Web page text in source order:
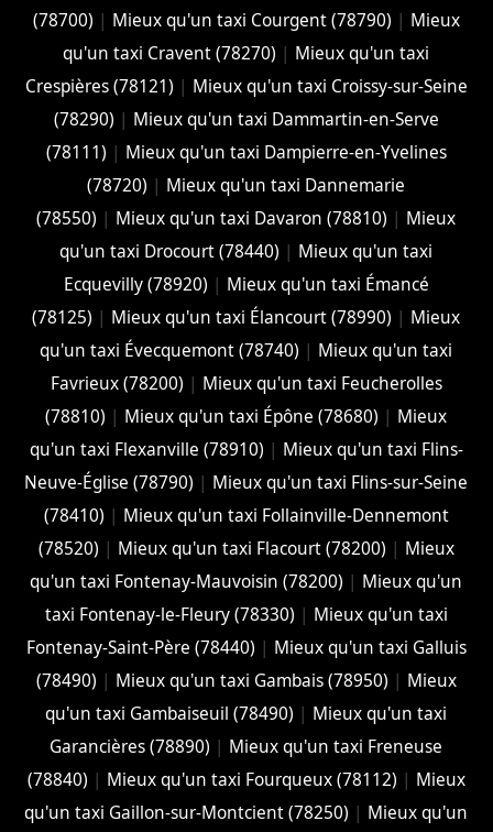
(78700) | Mieux qu'un taxi Courgent (78790) | Mieux
qu'un taxi Cravent (78270) | Mieux qu'un taxi
Crespières (78121) | Mieux qu'un taxi Croissy-sur-Seine
(78290) | Mieux qu'un taxi Dammartin-en-Serve
(78111) | Mieux qu'un taxi Dampierre-en-Yvelines
(78720) | Mieux qu'un taxi Dannemarie
(78550) | Mieux qu'un taxi Davaron (78810) | Mieux
qu'un taxi Drocourt (78440) | Mieux qu'un taxi
Ecquevilly (78920) | Mieux qu'un taxi Émancé
(78125) | Mieux qu'un taxi Élancourt (78990) | Mieux
qu'un taxi Évecquemont (78740) | Mieux qu'un taxi
Favrieux (78200) | Mieux qu'un taxi Feucherolles
(78810) | Mieux qu'un taxi Épône (78680) | Mieux
qu'un taxi Flexanville (78910) | Mieux qu'un taxi Flins-
Neuve-Église (78790) | Mieux qu'un taxi Flins-sur-Seine
(78410) | Mieux qu'un taxi Follainville-Dennemont
(78520) | Mieux qu'un taxi Flacourt (78200) | Mieux
qu'un taxi Fontenay-Mauvoisin (78200) | Mieux qu'un
taxi Fontenay-le-Fleury (78330) | Mieux qu'un taxi
Fontenay-Saint-Père (78440) | Mieux qu'un taxi Galluis
(78490) | Mieux qu'un taxi Gambais (78950) | Mieux
qu'un taxi Gambaiseuil (78490) | Mieux qu'un taxi
Garancières (78890) | Mieux qu'un taxi Freneuse
(78840) | Mieux qu'un taxi Fourqueux (78112) | Mieux
qu'un taxi Gaillon-sur-Montcient (78250) | Mieux qu'un